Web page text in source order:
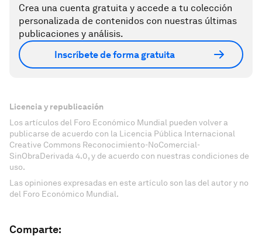
Crea una cuenta gratuita y accede a tu colección
personalizada de contenidos con nuestras últimas
publicaciones y análisis.
Inscríbete de forma gratuita
Licencia y republicación
Los artículos del Foro Económico Mundial pueden volver a
publicarse de acuerdo con la Licencia Pública Internacional
Creative Commons Reconocimiento-NoComercial-
SinObraDerivada 4.0, y de acuerdo con nuestras condiciones de
uso.
Las opiniones expresadas en este artículo son las del autor y no
del Foro Económico Mundial.
Comparte: